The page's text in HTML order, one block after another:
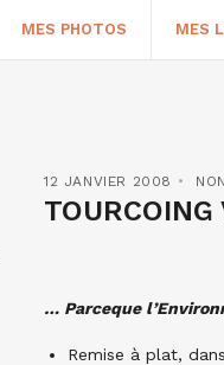
MES PHOTOS MES
12 JANVIER 2008
… Parceque
Remise à plat,